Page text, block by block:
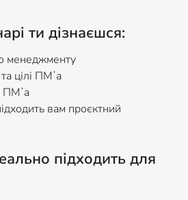
ти дізнаєшся:
менеджменту
цілі ПМʼа
ПМʼа
вам проєктний
підходить для